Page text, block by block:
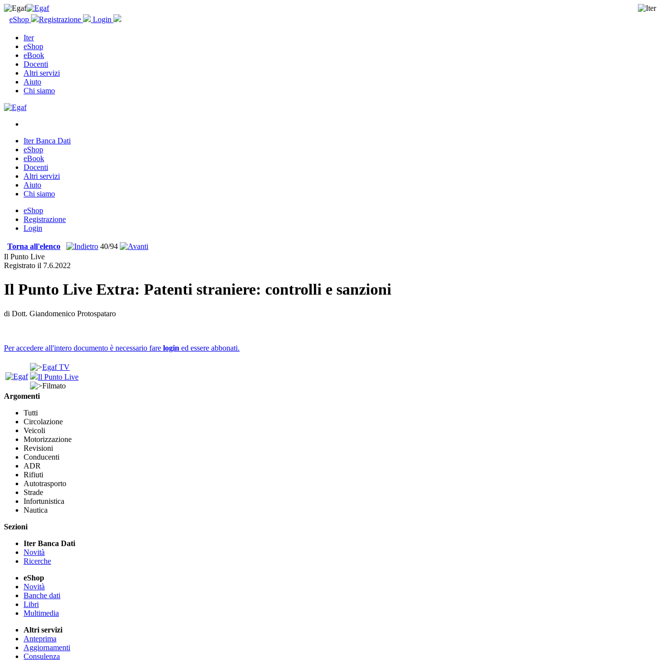
eShop Registrazione Login
Iter
eShop
eBook
Docenti
Altri servizi
Aiuto
Chi siamo
Iter Banca Dati
eShop
eBook
Docenti
Altri servizi
Aiuto
Chi siamo
eShop
Registrazione
Login
Torna all'elenco
40/94
Il Punto Live
Registrato il 7.6.2022
Il Punto Live Extra: Patenti straniere: controlli e sanzioni
di Dott. Giandomenico Protospataro
Per accedere all'intero documento è necessario fare login ed essere abbonati.
Egaf TV
Il Punto Live
Filmato
Argomenti
Tutti
Circolazione
Veicoli
Motorizzazione
Revisioni
Conducenti
ADR
Rifiuti
Autotrasporto
Strade
Infortunistica
Nautica
Sezioni
Iter Banca Dati
Novità
Ricerche
eShop
Novità
Banche dati
Libri
Multimedia
Altri servizi
Anteprima
Aggiornamenti
Consulenza